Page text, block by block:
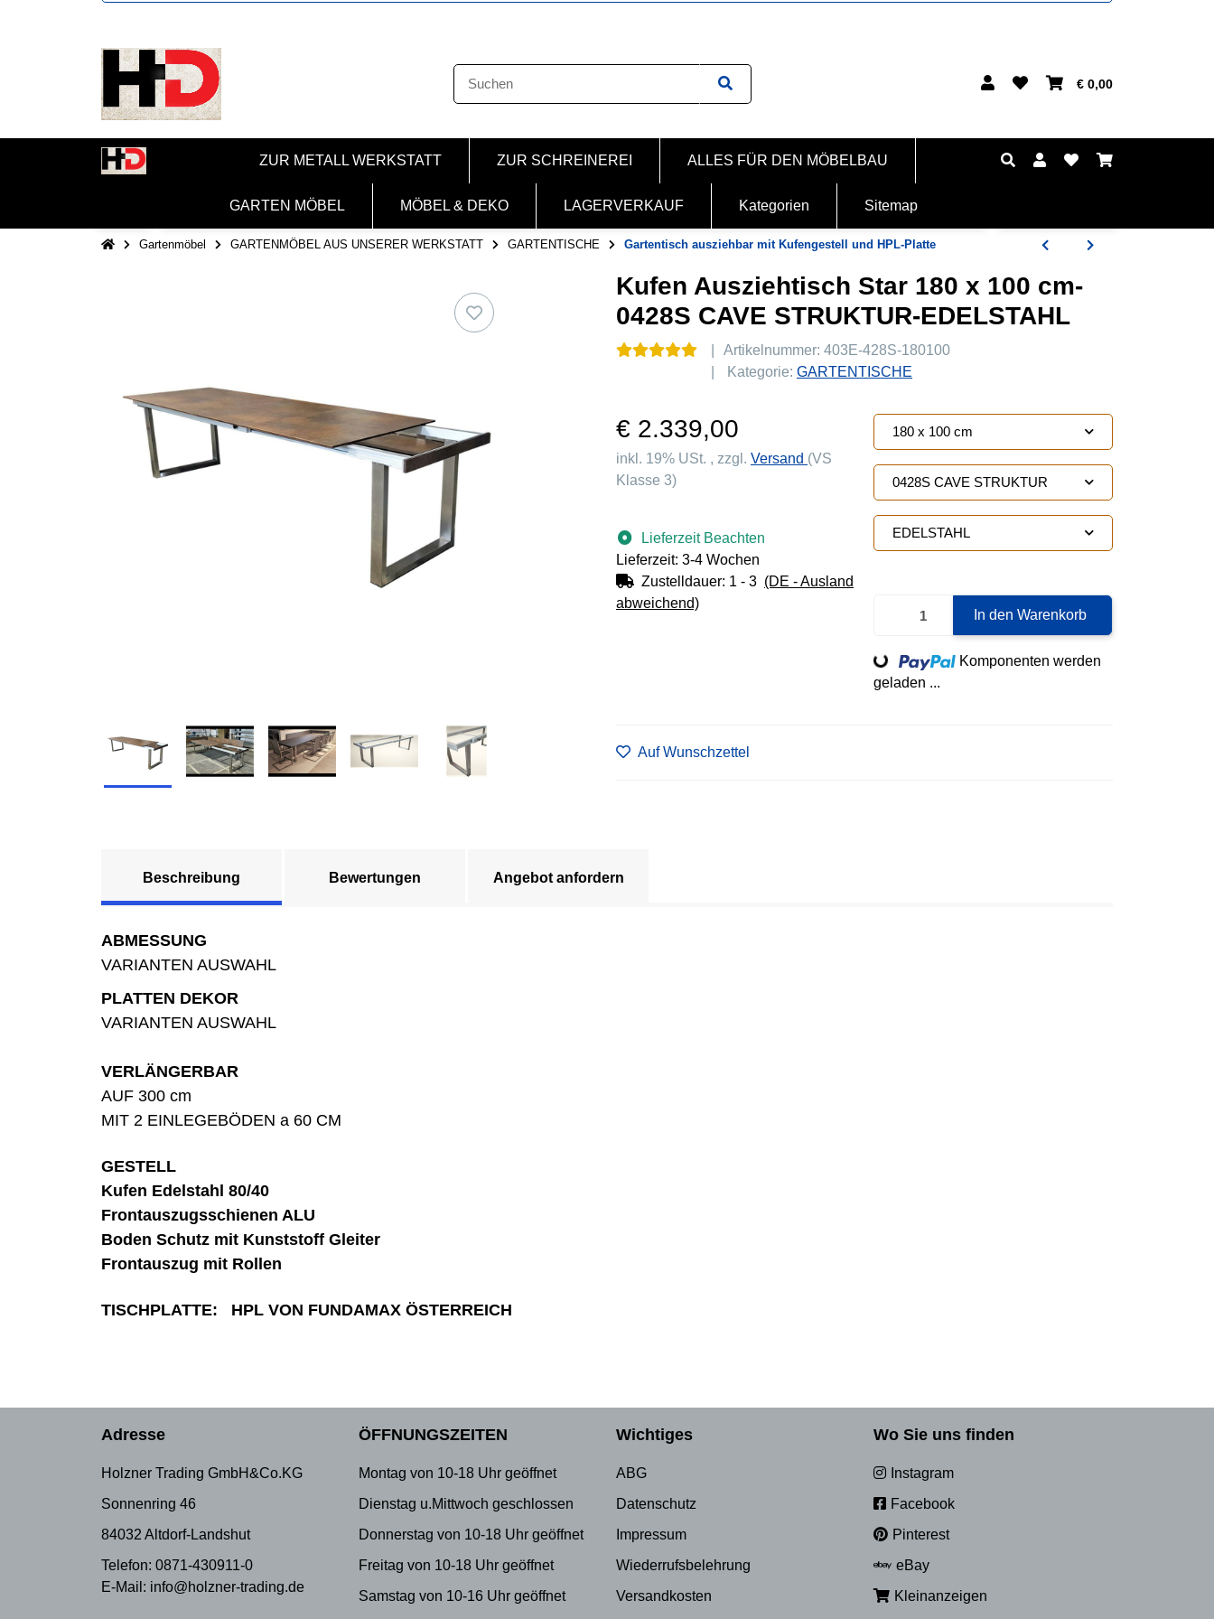
€ 0,00
ZUR METALL WERKSTATT ZUR SCHREINEREI ALLES FÜR DEN MÖBELBAU
GARTEN MÖBEL MÖBEL & DEKO LAGERVERKAUF Kategorien Sitemap
Gartenmöbel GARTENMÖBEL AUS UNSERER WERKSTATT GARTENTISCHE Gartentisch ausziehbar mit Kufengestell und HPL-Platte
Kufen Ausziehtisch Star 180 x 100 cm-
0428S CAVE STRUKTUR-EDELSTAHL
Artikelnummer: 403E-428S-180100
Kategorie: GARTENTISCHE
€ 2.339,00
inkl. 19% USt. , zzgl. Versand (VS
Klasse 3)
Lieferzeit Beachten
Lieferzeit: 3-4 Wochen
Zustelldauer: 1 - 3 (DE - Ausland
abweichend)
180 x 100 cm
0428S CAVE STRUKTUR
EDELSTAHL
In den Warenkorb
Loading...
Komponenten werden
geladen ...
Auf Wunschzettel
Beschreibung Bewertungen Angebot anfordern
ABMESSUNG
VARIANTEN AUSWAHL
PLATTEN DEKOR
VARIANTEN AUSWAHL
VERLÄNGERBAR
AUF 300 cm
MIT 2 EINLEGEBÖDEN a 60 CM
GESTELL
Kufen Edelstahl 80/40
Frontauszugsschienen ALU
Boden Schutz mit Kunststoff Gleiter
Frontauszug mit Rollen
TISCHPLATTE: HPL VON FUNDAMAX ÖSTERREICH
Adresse
Holzner Trading GmbH&Co.KG
Sonnenring 46
84032 Altdorf-Landshut
Telefon: 0871-430911-0
E-Mail: info@holzner-trading.de
ÖFFNUNGSZEITEN
Montag von 10-18 Uhr geöffnet
Dienstag u.Mittwoch geschlossen
Donnerstag von 10-18 Uhr geöffnet
Freitag von 10-18 Uhr geöffnet
Samstag von 10-16 Uhr geöffnet
Wichtiges
ABG
Datenschutz
Impressum
Wiederrufsbelehrung
Versandkosten
Wo Sie uns finden
Instagram
Facebook
Pinterest
eBay
Kleinanzeigen